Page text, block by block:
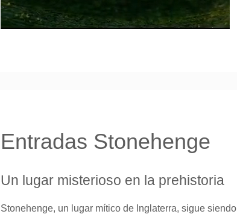
Entradas Stonehenge
Un lugar misterioso en la prehistoria
Stonehenge, un lugar mítico de Inglaterra, sigue